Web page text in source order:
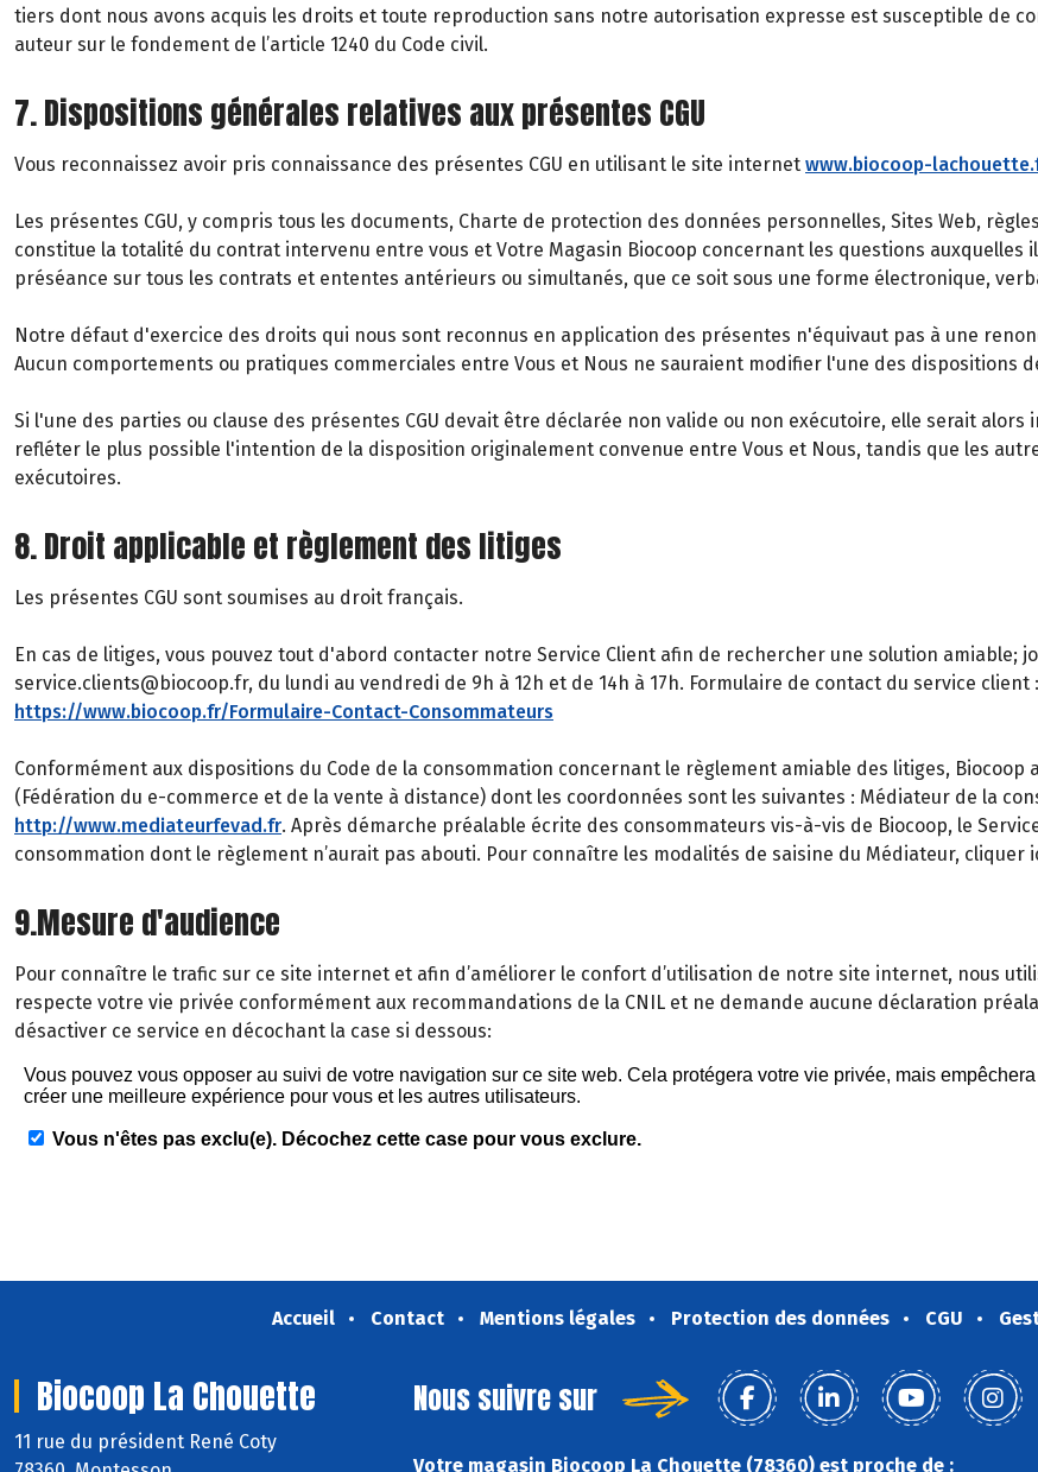
tiers dont nous avons acquis les droits et toute reproduction sans notre autorisation expresse est susceptible de
auteur sur le fondement de l’article 1240 du Code civil.
7. Dispositions générales relatives aux présentes CGU
Vous reconnaissez avoir pris connaissance des présentes CGU en utilisant le site internet www.biocoop-
Les présentes CGU, y compris tous les documents, Charte de protection des données personnelles, Sites Web,
constitue la totalité du contrat intervenu entre vous et Votre Magasin Biocoop concernant les questions auxquelles
préséance sur tous les contrats et ententes antérieurs ou simultanés, que ce soit sous une forme électronique,
Notre défaut d'exercice des droits qui nous sont reconnus en application des présentes n'équivaut pas à une
Aucun comportements ou pratiques commerciales entre Vous et Nous ne sauraient modifier l'une des dispositions
Si l'une des parties ou clause des présentes CGU devait être déclarée non valide ou non exécutoire, elle serait
refléter le plus possible l'intention de la disposition originalement convenue entre Vous et Nous, tandis que les
exécutoires.
8. Droit applicable et règlement des litiges
Les présentes CGU sont soumises au droit français.
En cas de litiges, vous pouvez tout d'abord contacter notre Service Client afin de rechercher une solution amiable;
service.clients@biocoop.fr, du lundi au vendredi de 9h à 12h et de 14h à 17h. Formulaire de contact du service client :
https://www.biocoop.fr/Formulaire-Contact-Consommateurs
Conformément aux dispositions du Code de la consommation concernant le règlement amiable des litiges, Biocoop
(Fédération du e-commerce et de la vente à distance) dont les coordonnées sont les suivantes : Médiateur de la
http://www.mediateurfevad.fr. Après démarche préalable écrite des consommateurs vis-à-vis de Biocoop, le
consommation dont le règlement n’aurait pas abouti. Pour connaître les modalités de saisine du Médiateur, cliquer
9.Mesure d'audience
Pour connaître le trafic sur ce site internet et afin d’améliorer le confort d’utilisation de notre site internet, nous
respecte votre vie privée conformément aux recommandations de la CNIL et ne demande aucune déclaration
désactiver ce service en décochant la case si dessous:
Accueil Contact Mentions légales Protection des données CGU
Biocoop La Chouette
11 rue du président René Coty
Nous suivre sur
Votre magasin Biocoop La Chouette (78360) est proche de :